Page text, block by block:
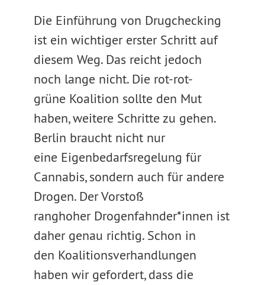
Die Einführung von Drugchecking
ist ein wichtiger erster Schritt auf
diesem Weg. Das reicht jedoch
noch lange nicht. Die rot-rot-
grüne Koalition sollte den Mut
haben, weitere Schritte zu gehen.
Berlin braucht nicht nur
eine Eigenbedarfsregelung für
Cannabis, sondern auch für andere
Drogen. Der Vorstoß
ranghoher Drogenfahnder*innen ist
daher genau richtig. Schon in
den Koalitionsverhandlungen
haben wir gefordert, dass die